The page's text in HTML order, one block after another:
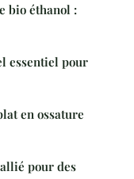
bio éthanol :
essentiel pour
en ossature
pour des